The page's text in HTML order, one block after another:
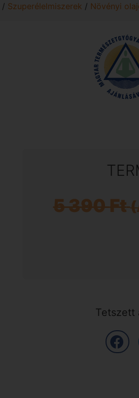
/ Szuperélelmiszerek / Növényi
5 390Ft
Tetszett